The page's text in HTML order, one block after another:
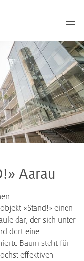
Aarau
«Stand!» einen
dar, der sich unter
dort eine
Baum steht für
effektiven